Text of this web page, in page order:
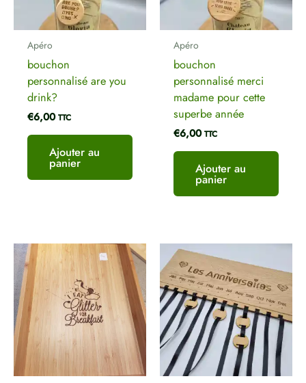
Nom*
E-mail*
Apéro
bouchon
personnalisé are you
drink?
€6,00 TTC
Ajouter au
panier
Apéro
bouchon
personnalisé merci
madame pour cette
superbe année
€6,00 TTC
Ajouter au
panier
de
prix :
€15,00
à
€20,00
a
Les